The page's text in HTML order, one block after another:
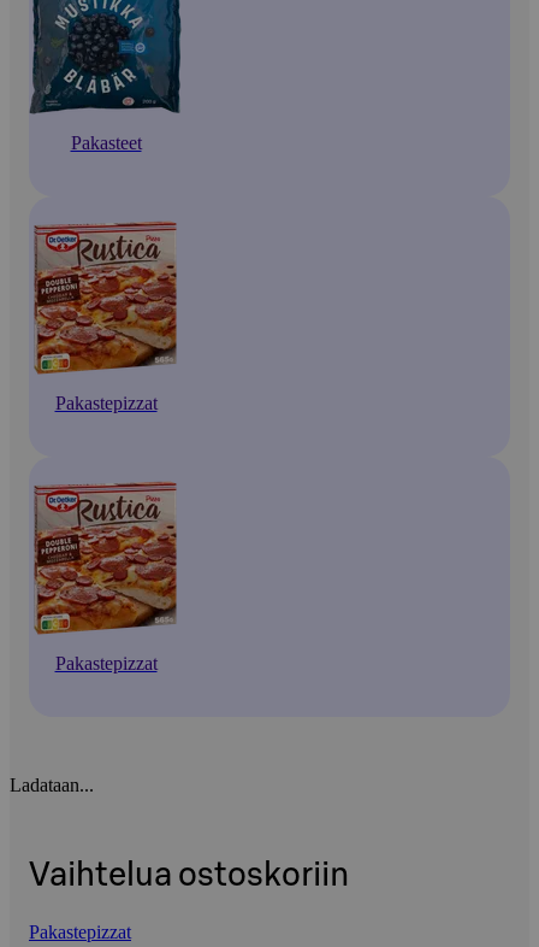
Pakasteet
Pakastepizzat
Pakastepizzat
Ladataan...
Vaihtelua ostoskoriin
Pakastepizzat